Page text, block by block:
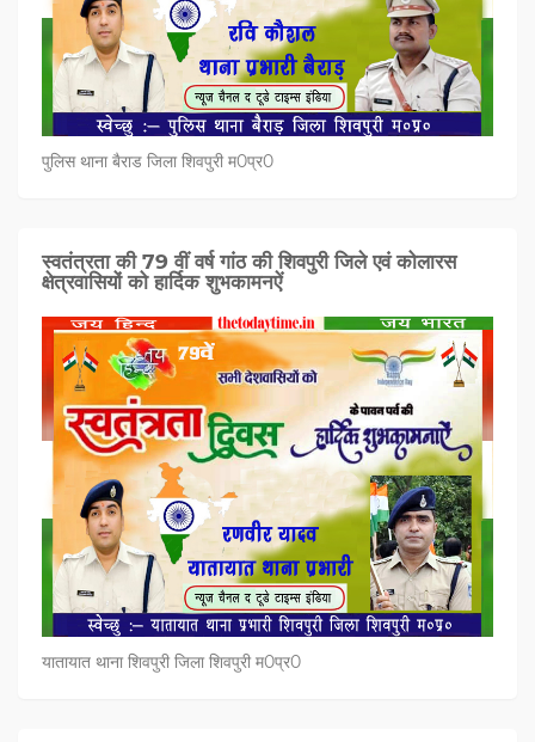
पुलिस थाना बैराड जिला शिवपुरी म0प्र0
स्वतंत्रता की 79 वीं वर्ष गांठ की शिवपुरी जिले एवं कोलारस
क्षेत्रवासियों को हार्दिक शुभकामनऐं
यातायात थाना शिवपुरी जिला शिवपुरी म0प्र0